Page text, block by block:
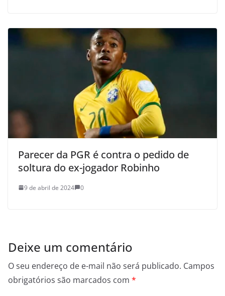
Parecer da PGR é contra o pedido de
soltura do ex-jogador Robinho
9 de abril de 2024 0
Deixe um comentário
O seu endereço de e-mail não será publicado. Campos
obrigatórios são marcados com *